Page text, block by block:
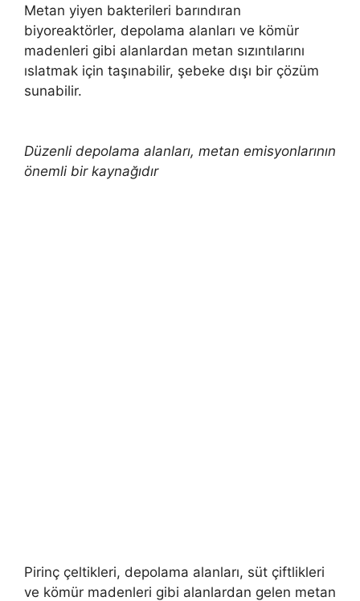
Metan yiyen bakterileri barındıran
biyoreaktörler, depolama alanları ve kömür
madenleri gibi alanlardan metan sızıntılarını
ıslatmak için taşınabilir, şebeke dışı bir çözüm
sunabilir.
Düzenli depolama alanları, metan emisyonlarının
önemli bir kaynağıdır
Pirinç çeltikleri, depolama alanları, süt çiftlikleri
ve kömür madenleri gibi alanlardan gelen metan